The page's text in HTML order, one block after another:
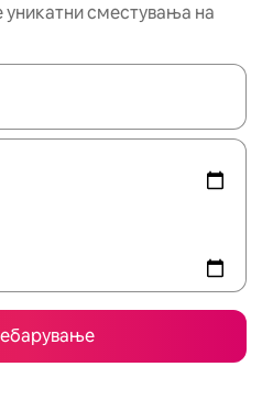
уникатни сместувања на
движете се со копчињата